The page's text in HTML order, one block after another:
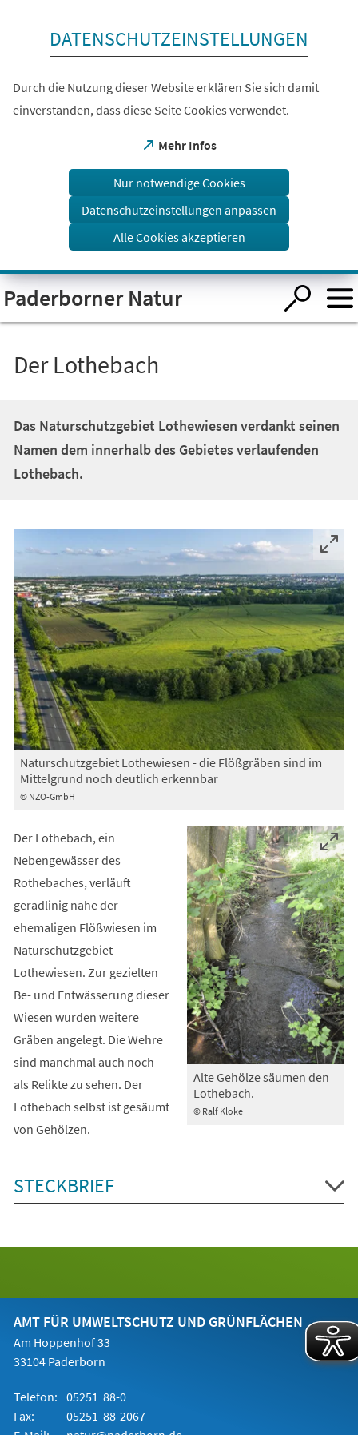
Visuelle
Assistenzsoftware
öffnen.
DATENSCHUTZEINSTELLUNGEN
Durch die Nutzung dieser Website erklären Sie sich damit
einverstanden, dass diese Seite Cookies verwendet.
Mehr Infos
(Öffnet
einem
Tab)
Nur notwendige Cookies
Datenschutzeinstellungen anpassen
Alle Cookies akzeptieren
Paderborner Natur
Der Lothebach
Das Naturschutzgebiet Lothewiesen verdankt seinen
Namen dem innerhalb des Gebietes verlaufenden
Lothebach.
© NZO-GmbH
Naturschutzgebiet Lothewiesen - die Flößgräben sind im
Mittelgrund noch deutlich erkennbar
© Ralf Kloke
Alte Gehölze säumen den
Lothebach.
Der Lothebach, ein
Nebengewässer des
Rothebaches, verläuft
geradlinig nahe der
ehemaligen Flößwiesen im
Naturschutzgebiet
Lothewiesen. Zur gezielten
Be- und Entwässerung dieser
Wiesen wurden weitere
Gräben angelegt. Die Wehre
sind manchmal auch noch
als Relikte zu sehen. Der
Lothebach selbst ist gesäumt
von Gehölzen.
STECKBRIEF
AMT FÜR UMWELTSCHUTZ UND GRÜNFLÄCHEN
Am Hoppenhof 33
33104 Paderborn
Telefon: 05251 88-0
Fax:
05251 88-2067